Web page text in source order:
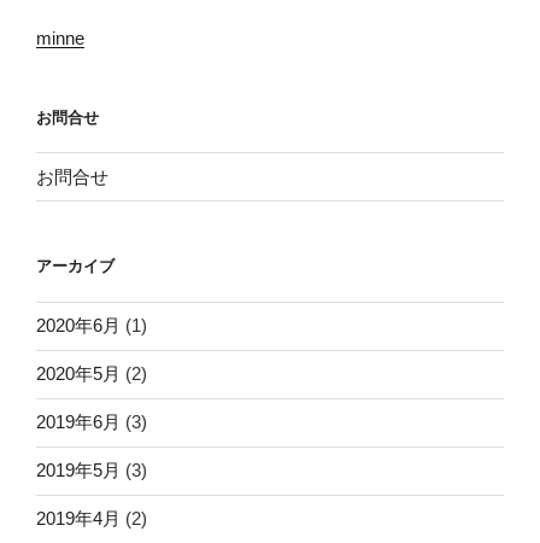
minne
お問合せ
お問合せ
アーカイブ
2020年6月 (1)
2020年5月 (2)
2019年6月 (3)
2019年5月 (3)
2019年4月 (2)